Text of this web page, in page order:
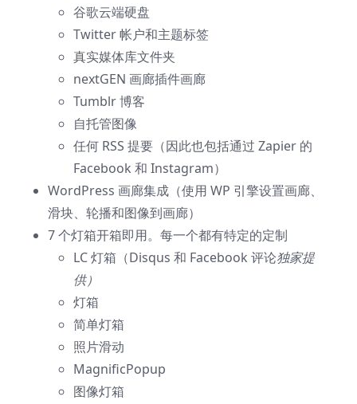
谷歌云端硬盘
Twitter 帐户和主题标签
真实媒体库文件夹
nextGEN 画廊插件画廊
Tumblr 博客
自托管图像
任何 RSS 提要（因此也包括通过 Zapier 的
Facebook 和 Instagram）
WordPress 画廊集成（使用 WP 引擎设置画廊、
滑块、轮播和图像到画廊）
7 个灯箱开箱即用。每一个都有特定的定制
LC 灯箱（Disqus 和 Facebook 评论独家提
供）
灯箱
简单灯箱
照片滑动
MagnificPopup
图像灯箱